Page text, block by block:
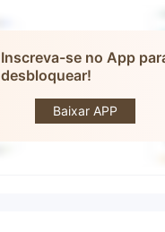
Inscreva-se no App
desbloquear!
Baixar APP
ASIA
FUTURE
TRADING